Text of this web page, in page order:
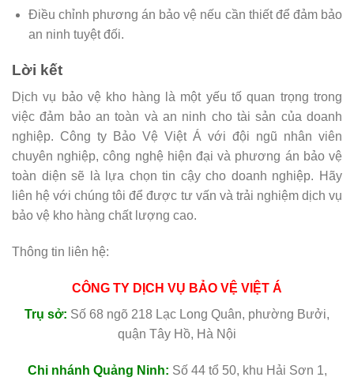
Điều chỉnh phương án bảo vệ nếu cần thiết để đảm bảo
an ninh tuyệt đối.
Lời kết
Dịch vụ bảo vệ kho hàng là một yếu tố quan trọng trong
việc đảm bảo an toàn và an ninh cho tài sản của doanh
nghiệp. Công ty Bảo Vệ Việt Á với đội ngũ nhân viên
chuyên nghiệp, công nghệ hiện đại và phương án bảo vệ
toàn diện sẽ là lựa chọn tin cậy cho doanh nghiệp. Hãy
liên hệ với chúng tôi để được tư vấn và trải nghiệm dịch vụ
bảo vệ kho hàng chất lượng cao.
Thông tin liên hệ:
CÔNG TY DỊCH VỤ BẢO VỆ VIỆT Á
Trụ sở: Số 68 ngõ 218 Lạc Long Quân, phường Bưởi,
quận Tây Hồ, Hà Nội
Chi nhánh Quảng Ninh: Số 44 tổ 50, khu Hải Sơn 1,